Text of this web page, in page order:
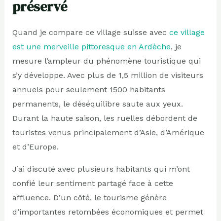
préservé
Quand je compare ce village suisse avec ce village
est une merveille pittoresque en Ardèche, je
mesure l’ampleur du phénomène touristique qui
s’y développe. Avec plus de 1,5 million de visiteurs
annuels pour seulement 1500 habitants
permanents, le déséquilibre saute aux yeux.
Durant la haute saison, les ruelles débordent de
touristes venus principalement d’Asie, d’Amérique
et d’Europe.
J’ai discuté avec plusieurs habitants qui m’ont
confié leur sentiment partagé face à cette
affluence. D’un côté, le tourisme génère
d’importantes retombées économiques et permet